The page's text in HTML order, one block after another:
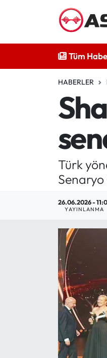
Tüm
HABERLER
Türk
Senaryo
26.06.2026 -
YAYINLANMA
Bilim - Teknoloji
Kültür - Sanat